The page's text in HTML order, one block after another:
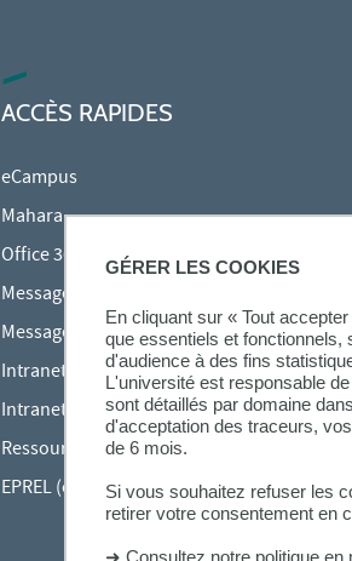
GÉRER LES COOKIES
En cliquant sur « Tout
que essentiels et fonctionnels,
d'audience à des fins
L'université est responsable
sont détaillés par domaine
d'acceptation des traceurs,
de 6 mois.
Si vous souhaitez refuser les
retirer votre consentement en
➜ Consultez notre politique en
ACCÈS RAPIDES
eCampus
Mahara
Office 365
Messagerie des étudiants
Messagerie des personnels
Intranet Inspé
Intranet UPEC
Ressources audiovisuelles Inspé
EPREL (cours en ligne)